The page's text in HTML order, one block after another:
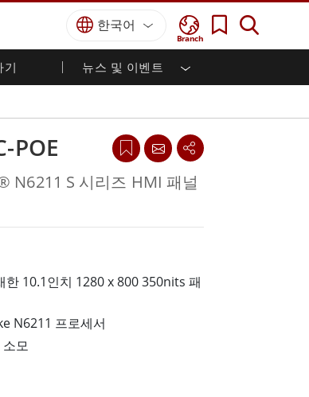
Branch
한국어
기 뉴스 및 이벤트
부 러기드 노트북
스 울트라 러기드 태블릿
방 패널 PC
스 디스플레이 / NVIS 디스플레이
관제소
양 등급
디스플레이
임베디드 컴퓨터
양
생 에너지
증／준수
POE
S 시리즈 HMI 패널
한 10.1인치 1280 x 800 350nits 패
N6211 프로세서
모